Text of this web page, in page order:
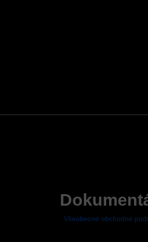
Všeobecné obchodné